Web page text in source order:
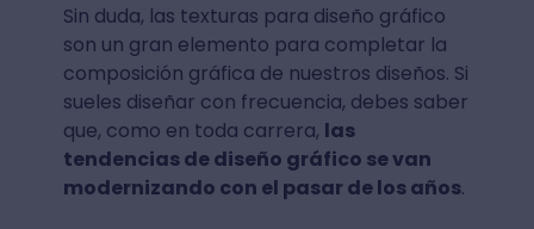
Sin duda, las texturas para diseño gráfico
son un gran elemento para completar la
composición gráfica de nuestros diseños. Si
sueles diseñar con frecuencia, debes saber
que, como en toda carrera, las
tendencias de diseño gráfico se van
modernizando con el pasar de los años.